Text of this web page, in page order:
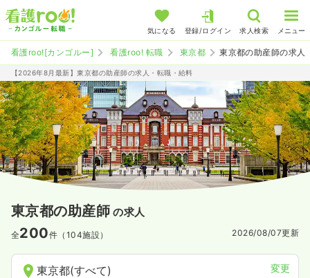
気になる 登録/ログイン 求人検索 メニュー
看護roo![カンゴルー] 看護roo! 転職 東京都 東京都の助産師の求人
【2026年8月最新】東京都の助産師の求人・転職・給料
東京都の助産師 の求人
全200件（104施設） 2026/08/07更新
東京都(すべて) 変更